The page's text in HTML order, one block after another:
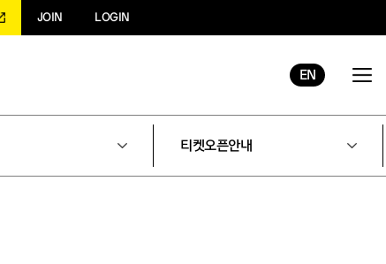
JOIN LOGIN
EN
티켓오픈안내